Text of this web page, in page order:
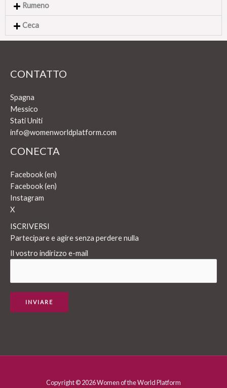
Rumeno
Ceca
CONTATTO
Spagna
Messico
Stati Uniti
info@womenworldplatform.com
CONECTA
Facebook (en)
Facebook (en)
Instagram
X
ISCRIVERSI
Partecipare e agire senza perdere nulla
Il vostro indirizzo e-mail
Copyright © 2026 Women of the World Platform